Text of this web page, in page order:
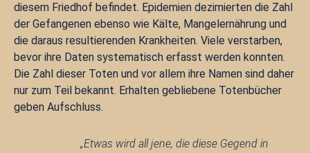
diesem Friedhof befindet. Epidemien dezimierten die Zahl
der Gefangenen ebenso wie Kälte, Mangelernährung und
die daraus resultierenden Krankheiten. Viele verstarben,
bevor ihre Daten systematisch erfasst werden konnten.
Die Zahl dieser Toten und vor allem ihre Namen sind daher
nur zum Teil bekannt. Erhalten gebliebene Totenbücher
geben Aufschluss.
„Etwas wird all jene, die diese Gegend in